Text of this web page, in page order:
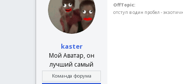
kaster
Мой Аватар, он
лучший самый
Команда форума
OffTopic:
отступ в один пробел -